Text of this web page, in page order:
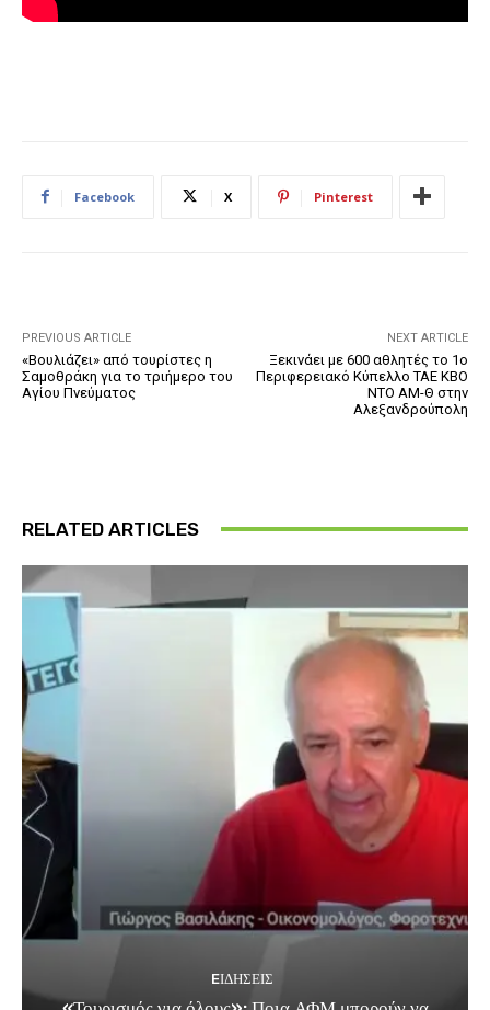
Facebook X Pinterest
PREVIOUS ARTICLE
«Βουλιάζει» από τουρίστες η
Σαμοθράκη για το τριήμερο του
Αγίου Πνεύματος
NEXT ARTICLE
Ξεκινάει με 600 αθλητές το 1ο
Περιφερειακό Κύπελλο ΤΑΕ ΚΒΟ
ΝΤΟ ΑΜ-Θ στην
Αλεξανδρούπολη
RELATED ARTICLES
EΙΔΗΣΕΙΣ